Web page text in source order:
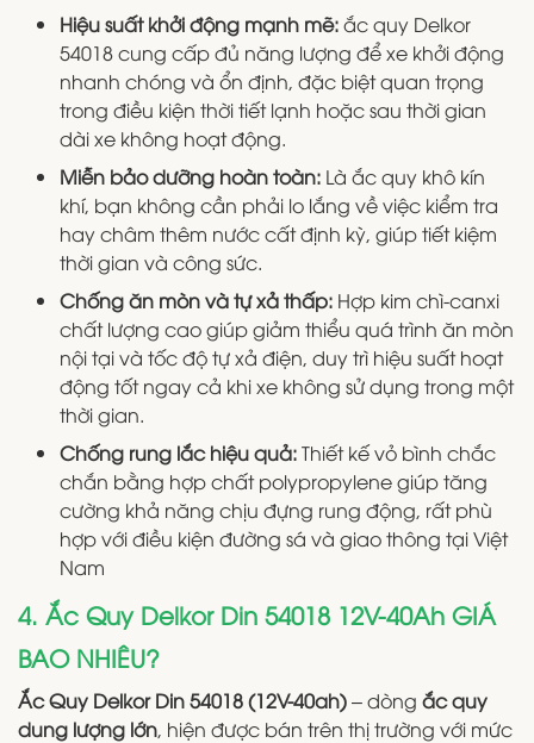
Hiệu suất khởi động mạnh mẽ:ắc quy Delkor
54018 cung cấp đủ năng lượng để xe khởi động
nhanh chóng và ổn định, đặc biệt quan trọng
trong điều kiện thời tiết lạnh hoặc sau thời gian
dài xe không hoạt động.
Miễn bảo dưỡng hoàn toàn: Là ắc quy khô kín
khí, bạn không cần phải lo lắng về việc kiểm tra
hay châm thêm nước cất định kỳ, giúp tiết kiệm
thời gian và công sức.
Chống ăn mòn và tự xả thấp: Hợp kim chì-canxi
chất lượng cao giúp giảm thiểu quá trình ăn mòn
nội tại và tốc độ tự xả điện, duy trì hiệu suất hoạt
động tốt ngay cả khi xe không sử dụng trong một
thời gian.
Chống rung lắc hiệu quả:Thiết kế vỏ bình chắc
chắn bằng hợp chất polypropylene giúp tăng
cường khả năng chịu đựng rung động, rất phù
hợp với điều kiện đường sá và giao thông tại Việt
Nam
4. Ắc Quy Delkor Din 54018 12V-40Ah GIÁ
BAO NHIÊU?
Ắc Quy Delkor Din 54018 (12V-40ah)– dòng ắc quy
dung lượng lớn, hiện được bán trên thị trường với mức